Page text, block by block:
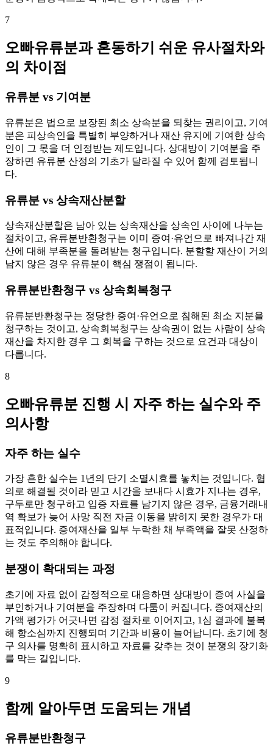
7
오빠유류분과 혼동하기 쉬운 유사절차와
의 차이점
유류분 vs 기여분
유류분은 법으로 보장된 최소 상속분을 되찾는 권리이고, 기여
분은 피상속인을 특별히 부양하거나 재산 유지에 기여한 상속
인이 그 몫을 더 인정받는 제도입니다. 상대방이 기여분을 주
장하면 유류분 산정의 기초가 달라질 수 있어 함께 검토됩니
다.
유류분 vs 상속재산분할
상속재산분할은 남아 있는 상속재산을 상속인 사이에 나누는
절차이고, 유류분반환청구는 이미 증여·유언으로 빠져나간 재
산에 대해 부족분을 돌려받는 청구입니다. 분할할 재산이 거의
남지 않은 경우 유류분이 핵심 쟁점이 됩니다.
유류분반환청구 vs 상속회복청구
유류분반환청구는 정당한 증여·유언으로 침해된 최소 지분을
청구하는 것이고, 상속회복청구는 상속권이 없는 사람이 상속
재산을 차지한 경우 그 회복을 구하는 것으로 요건과 대상이
다릅니다.
8
오빠유류분 진행 시 자주 하는 실수와 주
의사항
자주 하는 실수
가장 흔한 실수는 1년의 단기 소멸시효를 놓치는 것입니다. 협
의로 해결될 것이라 믿고 시간을 보내다 시효가 지나는 경우,
구두로만 청구하고 입증 자료를 남기지 않은 경우, 금융거래내
역 확보가 늦어 사망 직전 자금 이동을 밝히지 못한 경우가 대
표적입니다. 증여재산을 일부 누락한 채 부족액을 잘못 산정하
는 것도 주의해야 합니다.
분쟁이 확대되는 과정
초기에 자료 없이 감정적으로 대응하면 상대방이 증여 사실을
부인하거나 기여분을 주장하며 다툼이 커집니다. 증여재산의
가액 평가가 어긋나면 감정 절차로 이어지고, 1심 결과에 불복
해 항소심까지 진행되며 기간과 비용이 늘어납니다. 초기에 청
구 의사를 명확히 표시하고 자료를 갖추는 것이 분쟁의 장기화
를 막는 길입니다.
9
함께 알아두면 도움되는 개념
유류분반환청구